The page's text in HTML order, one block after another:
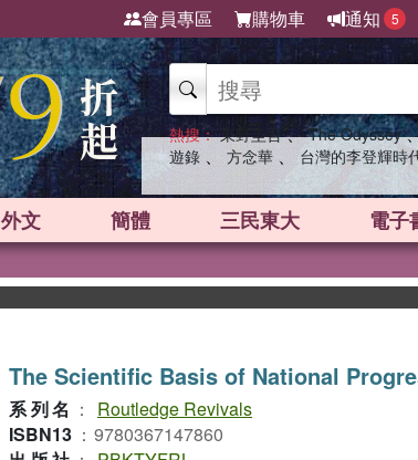
會員專區 購物車 通知 5
熱搜： 東野圭吾 、 The Odyssey
遊錄 、 方念華 、 台灣的李登輝時
外文 簡體 三民東大 電子
The Scientific Basis of National
系列名 ：
Routledge Revivals
ISBN13 ： 9780367147860